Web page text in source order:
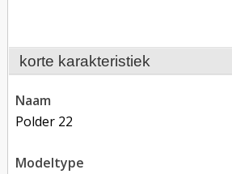
korte karakteristiek
naam
Polder 22
modeltype